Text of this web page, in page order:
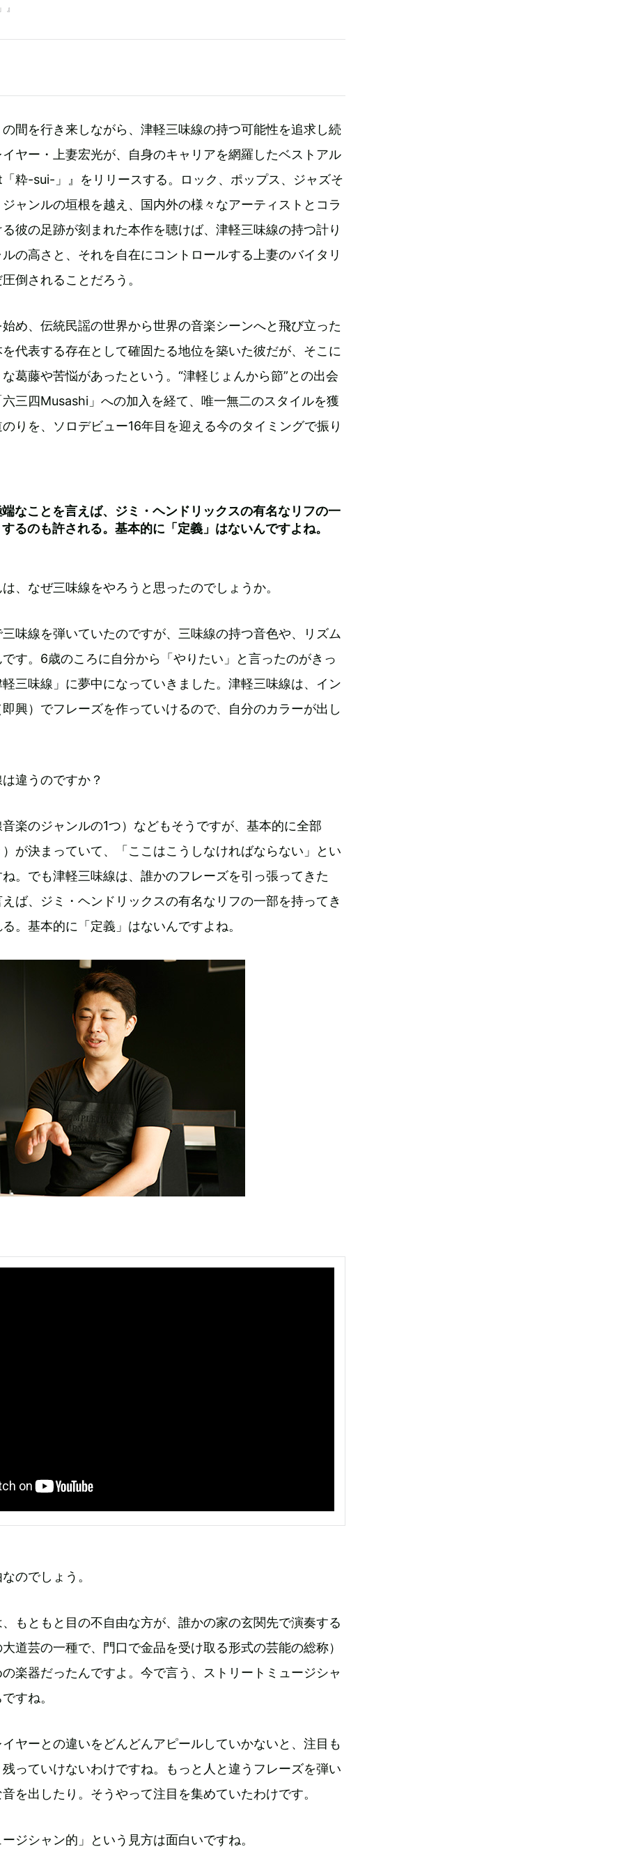
間を行き来しながら、津軽三味線の持つ可能性を追求し続
ヤー・上妻宏光が、自身のキャリアを網羅したベストアル
粋-sui-」』をリリースする。ロック、ポップス、ジャズそ
ャンルの垣根を越え、国内外の様々なアーティストとコラ
彼の足跡が刻まれた本作を聴けば、津軽三味線の持つ計り
の高さと、それを自在にコントロールする上妻のバイタリ
倒されることだろう。
め、伝統民謡の世界から世界の音楽シーンへと飛び立った
代表する存在として確固たる地位を築いた彼だが、そこに
葛藤や苦悩があったという。“津軽じょんから節”との出会
三四Musashi」への加入を経て、唯一無二のスタイルを獲
りを、ソロデビュー16年目を迎える今のタイミングで振り
なことを言えば、ジミ・ヘンドリックスの有名なリフの一
るのも許される。基本的に「定義」はないんですよね。
、なぜ三味線をやろうと思ったのでしょうか。
味線を弾いていたのですが、三味線の持つ音色や、リズム
す。6歳のころに自分から「やりたい」と言ったのがきっ
三味線」に夢中になっていきました。津軽三味線は、イン
興）でフレーズを作っていけるので、自分のカラーが出し
違うのですか？
楽のジャンルの1つ）などもそうですが、基本的に全部
が決まっていて、「ここはこうしなければならない」とい
。でも津軽三味線は、誰かのフレーズを引っ張ってきた
ば、ジミ・ヘンドリックスの有名なリフの一部を持ってき
。基本的に「定義」はないんですよね。
のでしょう。
もともと目の不自由な方が、誰かの家の玄関先で演奏する
道芸の一種で、門口で金品を受け取る形式の芸能の総称）
楽器だったんですよ。今で言う、ストリートミュージシャ
すね。
ヤーとの違いをどんどんアピールしていかないと、注目も
っていけないわけですね。もっと人と違うフレーズを弾い
を出したり。そうやって注目を集めていたわけです。
ジシャン的」という見方は面白いですね。